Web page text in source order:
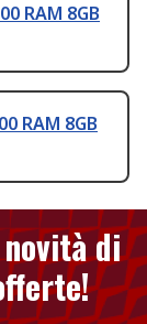
RAM 8GB
RAM 8GB
di